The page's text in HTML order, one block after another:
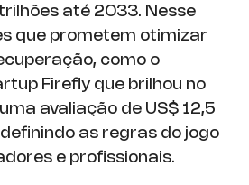
até 2033. Nesse
que prometem otimizar
como o
Firefly que brilhou no
avaliação de US$ 12,5
as regras do jogo
e profissionais.